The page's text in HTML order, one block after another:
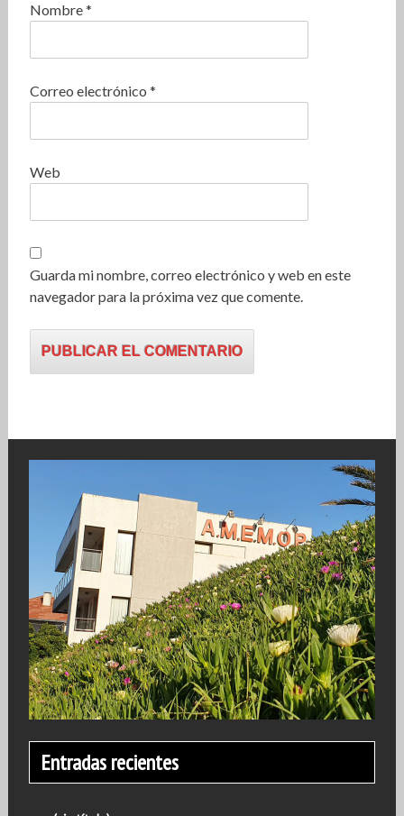
Nombre*
Correo electrónico *
Web
Guarda mi nombre, correo electrónico y web en este
navegador para la próxima vez que comente.
Entradas recientes